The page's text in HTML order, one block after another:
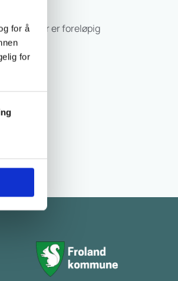
for å
for
dette blir er foreløpig